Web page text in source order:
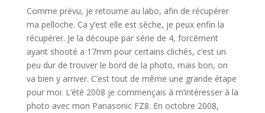
Comme prévu, je retourne au labo, afin de récupérer
ma pelloche. Ca y’est elle est sèche, je peux enfin la
récupérer. Je la découpe par série de 4, forcément
ayant shooté a 17mm pour certains clichés, c’est un
peu dur de trouver le bord de la photo, mais bon, on
va bien y arriver. C’est tout de même une grande étape
pour moi. L’été 2008 je commençais à m’intéresser à la
photo avec mon Panasonic FZ8. En octobre 2008,